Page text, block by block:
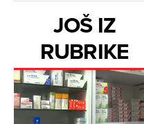
JOŠ IZ
RUBRIKE